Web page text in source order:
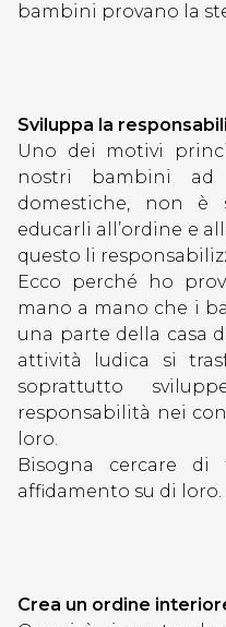
bambini provano la
Sviluppa la
Uno dei motivi
nostri bambini ad
domestiche, non è
educarli all’ordine e
questo li
Ecco perché ho
mano a mano che i
una parte della casa
attività ludica si
soprattutto
responsabilità nei
loro.
Bisogna cercare di
affidamento su di loro.
Crea un ordine